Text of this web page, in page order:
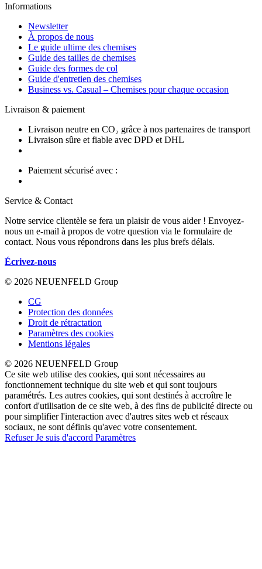
Informations
Newsletter
À propos de nous
Le guide ultime des chemises
Guide des tailles de chemises
Guide des formes de col
Guide d'entretien des chemises
Business vs. Casual – Chemises pour chaque occasion
Livraison & paiement
Livraison neutre en CO₂ grâce à nos partenaires de transport
Livraison sûre et fiable avec DPD et DHL
Paiement sécurisé avec :
Service & Contact
Notre service clientèle se fera un plaisir de vous aider ! Envoyez-
nous un e-mail à propos de votre question via le formulaire de
contact. Nous vous répondrons dans les plus brefs délais.
Écrivez-nous
© 2026 NEUENFELD Group
CG
Protection des données
Droit de rétractation
Paramètres des cookies
Mentions légales
© 2026 NEUENFELD Group
Ce site web utilise des cookies, qui sont nécessaires au
fonctionnement technique du site web et qui sont toujours
paramétrés. Les autres cookies, qui sont destinés à accroître le
confort d'utilisation de ce site web, à des fins de publicité directe ou
pour simplifier l'interaction avec d'autres sites web et réseaux
sociaux, ne sont définis qu'avec votre consentement.
RefuserJe suis d'accord Paramètres